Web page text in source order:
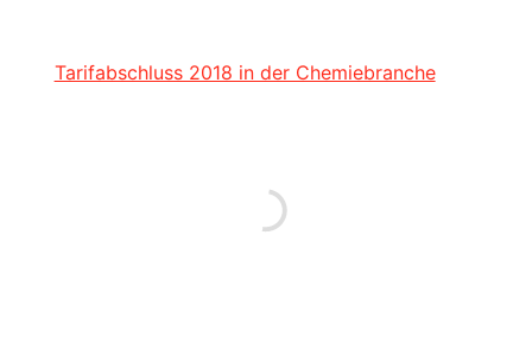
Tarifabschluss 2018 in der Chemiebranche